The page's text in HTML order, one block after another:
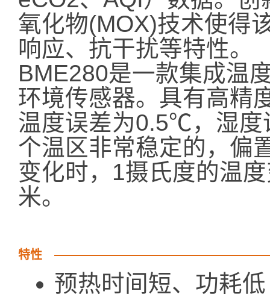
氧化物(MOX)技术使得
响应、抗干扰等特性。
BME280是一款集成温
环境传感器。具有高精
温度误差为0.5℃，湿度
个温区非常稳定的，偏
变化时，1摄氏度的温
米。
特性
预热时间短、功耗低